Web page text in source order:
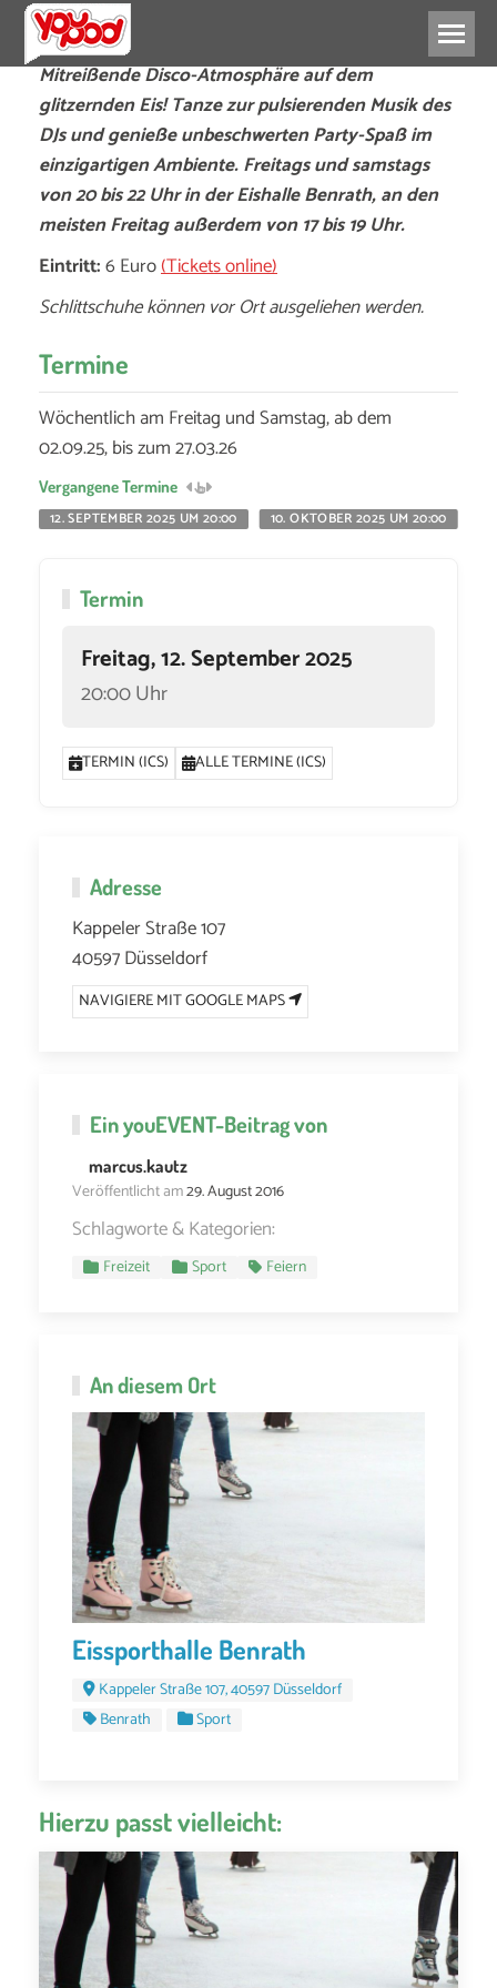
Mitreißende Disco-Atmosphäre auf dem
glitzernden Eis! Tanze zur pulsierenden Musik des
DJs und genieße unbeschwerten Party-Spaß im
einzigartigen Ambiente. Freitags und samstags
von 20 bis 22 Uhr in der Eishalle Benrath, an den
meisten Freitag außerdem von 17 bis 19 Uhr.
Eintritt:6 Euro(Tickets online)
Schlittschuhe können vor Ort ausgeliehen werden.
Termine
Wöchentlich am Freitag und Samstag, ab dem
02.09.25, bis zum 27.03.26
Vergangene Termine
12. SEPTEMBER 2025 UM 20:00
10. OKTOBER 2025 UM 20:00
Termin
Freitag, 12. September 2025
20:00 Uhr
TERMIN (ICS) ALLE TERMINE (ICS)
Adresse
Kappeler Straße 107
40597 Düsseldorf
NAVIGIERE MIT GOOGLE MAPS
EinyouEVENT-Beitrag von
marcus.kautz
Veröffentlicht am29. August 2016
Schlagworte & Kategorien:
Freizeit Sport Feiern
An diesem Ort
Eissporthalle Benrath
Kappeler Straße 107, 40597 Düsseldorf
Benrath
Sport
Hierzu passt vielleicht: